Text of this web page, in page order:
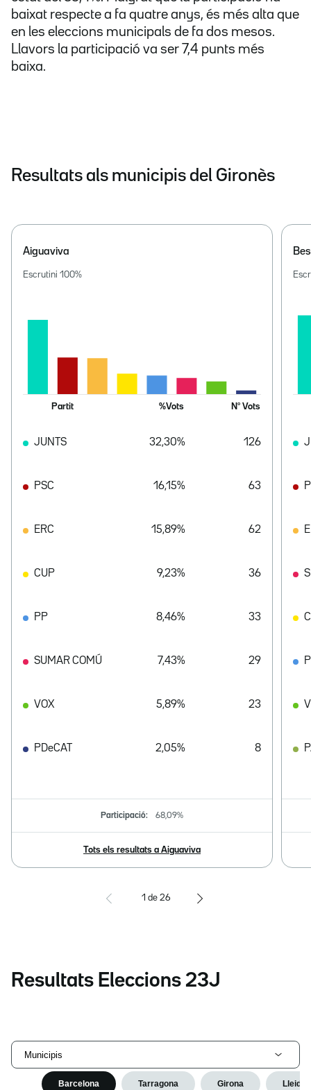
baixat respecte a fa quatre anys, és més alta que
en les eleccions municipals de fa dos mesos.
Llavors la participació va ser 7,4 punts més
baixa.
Resultats als municipis del Gironès
Aiguaviva
Escrutini 100%
Partit %Vots Nº Vots
JUNTS 32,30% 126
PSC 16,15% 63
ERC 15,89% 62
CUP 9,23% 36
PP 8,46% 33
SUMAR COMÚ 7,43% 29
VOX 5,89% 23
PDeCAT 2,05% 8
Participació: 68,09%
Tots els resultats a Aiguaviva
1 de 26
Resultats Eleccions 23J
Municipis
Barcelona Tarragona Girona Lleida